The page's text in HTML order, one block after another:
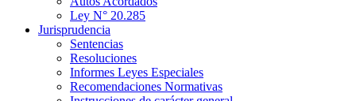
Ley N° 20.285
Jurisprudencia
Sentencias
Resoluciones
Informes Leyes Especiales
Recomendaciones Normativas